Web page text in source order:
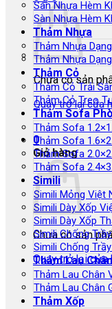
Chưa có sản
Quay trở lại cửa
0
Giỏ hàng
Chưa có sản
Quay trở lại cửa
Sàn Nhựa Hèm
Sàn Nhựa Hèm
Thảm Nhựa
Thảm Nhựa
Thảm Nhựa
Thảm Cỏ
Thảm Cỏ Trải
Thảm Cỏ Treo
Thảm Sofa
Thảm Sofa
Thảm Sofa
Thảm Sofa
Thảm Sofa
Simili
Simili Mỏng Việt
Simili Dày Xốp
Simili Dày Xốp
Simili Chống
Simili Chống
Thảm Lau Chân
Thảm Lau Chân
Thảm Lau Chân
Thảm Xốp